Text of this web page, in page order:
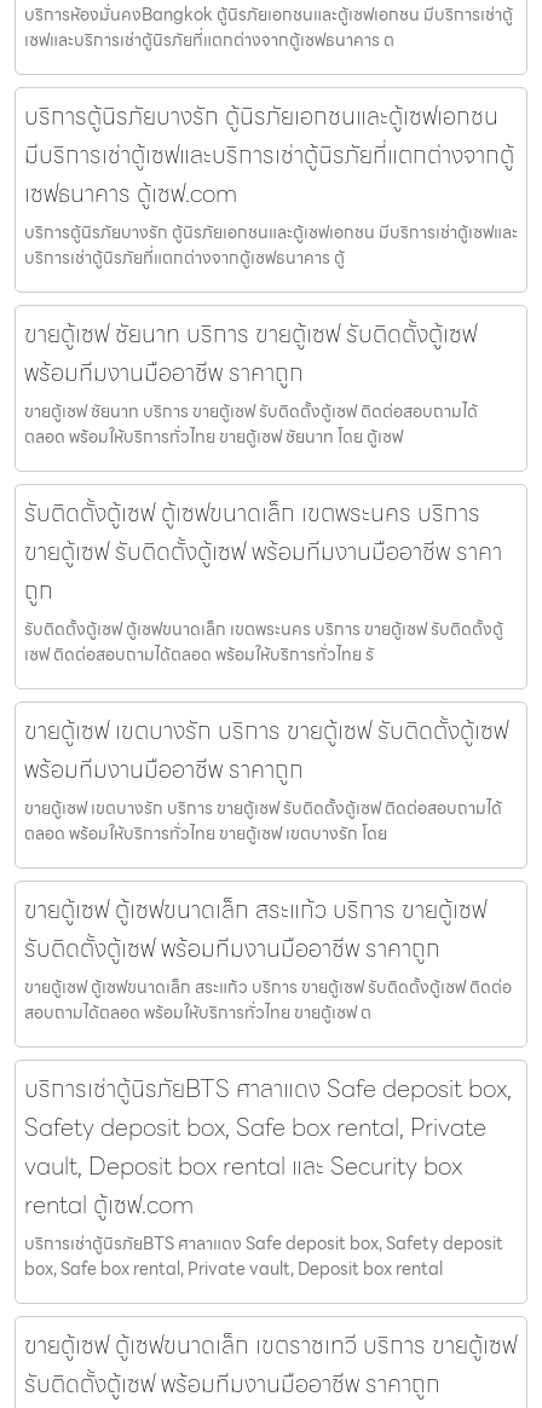
บริการห้องมั่นคงBangkok ตู้นิรภัยเอกชนและตู้เซฟเอกชน มีบริการเช่าตู้
เซฟและบริการเช่าตู้นิรภัยที่แตกต่างจากตู้เซฟธนาคาร ต
บริการตู้นิรภัยบางรัก ตู้นิรภัยเอกชนและตู้เซฟเอกชน
มีบริการเช่าตู้เซฟและบริการเช่าตู้นิรภัยที่แตกต่างจากตู้
เซฟธนาคาร ตู้เซฟ.com
บริการตู้นิรภัยบางรัก ตู้นิรภัยเอกชนและตู้เซฟเอกชน มีบริการเช่าตู้เซฟและ
บริการเช่าตู้นิรภัยที่แตกต่างจากตู้เซฟธนาคาร ตู้
ขายตู้เซฟ ชัยนาท บริการ ขายตู้เซฟ รับติดตั้งตู้เซฟ
พร้อมทีมงานมืออาชีพ ราคาถูก
ขายตู้เซฟ ชัยนาท บริการ ขายตู้เซฟ รับติดตั้งตู้เซฟ ติดต่อสอบถามได้
ตลอด พร้อมให้บริการทั่วไทย ขายตู้เซฟ ชัยนาท โดย ตู้เซฟ
รับติดตั้งตู้เซฟ ตู้เซฟขนาดเล็ก เขตพระนคร บริการ
ขายตู้เซฟ รับติดตั้งตู้เซฟ พร้อมทีมงานมืออาชีพ ราคา
ถูก
รับติดตั้งตู้เซฟ ตู้เซฟขนาดเล็ก เขตพระนคร บริการ ขายตู้เซฟ รับติดตั้งตู้
เซฟ ติดต่อสอบถามได้ตลอด พร้อมให้บริการทั่วไทย รั
ขายตู้เซฟ เขตบางรัก บริการ ขายตู้เซฟ รับติดตั้งตู้เซฟ
พร้อมทีมงานมืออาชีพ ราคาถูก
ขายตู้เซฟ เขตบางรัก บริการ ขายตู้เซฟ รับติดตั้งตู้เซฟ ติดต่อสอบถามได้
ตลอด พร้อมให้บริการทั่วไทย ขายตู้เซฟ เขตบางรัก โดย
ขายตู้เซฟ ตู้เซฟขนาดเล็ก สระแก้ว บริการ ขายตู้เซฟ
รับติดตั้งตู้เซฟ พร้อมทีมงานมืออาชีพ ราคาถูก
ขายตู้เซฟ ตู้เซฟขนาดเล็ก สระแก้ว บริการ ขายตู้เซฟ รับติดตั้งตู้เซฟ ติดต่อ
สอบถามได้ตลอด พร้อมให้บริการทั่วไทย ขายตู้เซฟ ต
บริการเช่าตู้นิรภัยBTS ศาลาแดง Safe deposit box,
Safety deposit box, Safe box rental, Private
vault, Deposit box rental และ Security box
rental ตู้เซฟ.com
บริการเช่าตู้นิรภัยBTS ศาลาแดง Safe deposit box, Safety deposit
box, Safe box rental, Private vault, Deposit box rental
ขายตู้เซฟ ตู้เซฟขนาดเล็ก เขตราชเทวี บริการ ขายตู้เซฟ
รับติดตั้งตู้เซฟ พร้อมทีมงานมืออาชีพ ราคาถูก